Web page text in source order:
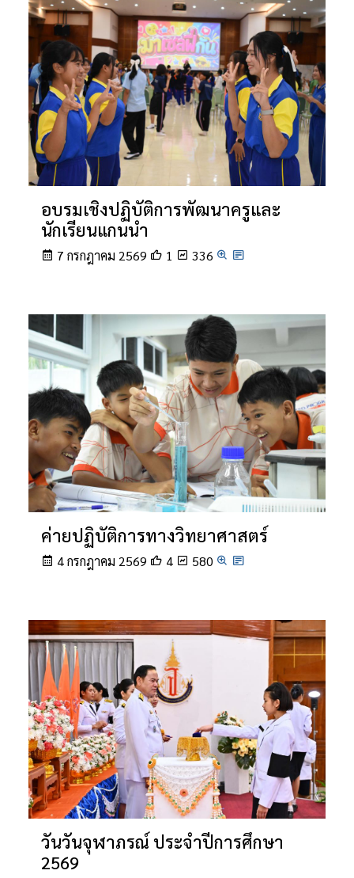
อบรมเชิงปฏิบัติการพัฒนาครูและ
นักเรียนแกนนำ
7 กรกฎาคม 2569 1 336
ค่ายปฏิบัติการทางวิทยาศาสตร์
4 กรกฎาคม 2569 4 580
วันวันจุฬาภรณ์ ประจำปีการศึกษา
2569